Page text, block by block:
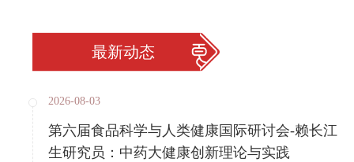
最新动态
2026-08-03
第六届食品科学与人类健康国际研讨会-赖长江
生研究员：中药大健康创新理论与实践